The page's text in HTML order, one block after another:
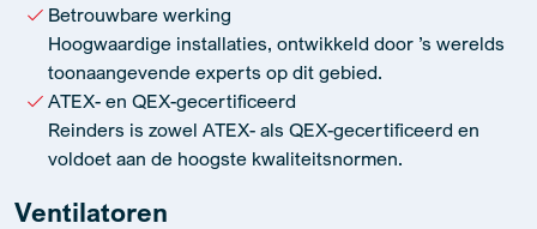
Betrouwbare werking
Hoogwaardige installaties, ontwikkeld door ’s werelds
toonaangevende experts op dit gebied.
ATEX- en QEX-gecertificeerd
Reinders is zowel ATEX- als QEX-gecertificeerd en
voldoet aan de hoogste kwaliteitsnormen.
Ventilatoren